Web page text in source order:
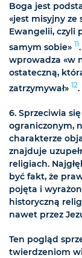
Boga jest
«jest misyjny ze
Ewangelii, czyli
samym sobie» 11
wprowadza «w
ostateczną,
zatrzymywał» 12.
6. Sprzeciwia
ograniczonym,
charakterze
znajduje
religiach.
być fakt, że
pojęta i
historyczną
nawet przez
Ten pogląd
twierdzeniom